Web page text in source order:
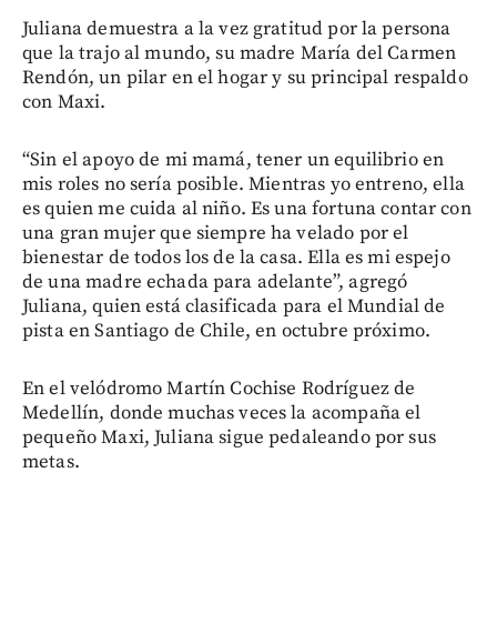
Juliana demuestra a la vez gratitud por la persona
que la trajo al mundo, su madre María del Carmen
Rendón, un pilar en el hogar y su principal respaldo
con Maxi.
“Sin el apoyo de mi mamá, tener un equilibrio en
mis roles no sería posible. Mientras yo entreno, ella
es quien me cuida al niño. Es una fortuna contar con
una gran mujer que siempre ha velado por el
bienestar de todos los de la casa. Ella es mi espejo
de una madre echada para adelante”, agregó
Juliana, quien está clasificada para el Mundial de
pista en Santiago de Chile, en octubre próximo.
En el velódromo Martín Cochise Rodríguez de
Medellín, donde muchas veces la acompaña el
pequeño Maxi, Juliana sigue pedaleando por sus
metas.